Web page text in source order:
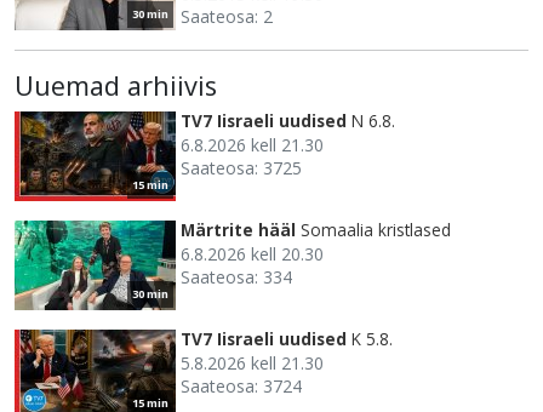
30 min
Saateosa: 2
Uuemad arhiivis
15 min
TV7 Iisraeli uudised N 6.8.
6.8.2026 kell 21.30
Saateosa: 3725
30 min
Märtrite hääl Somaalia kristlased
6.8.2026 kell 20.30
Saateosa: 334
15 min
TV7 Iisraeli uudised K 5.8.
5.8.2026 kell 21.30
Saateosa: 3724